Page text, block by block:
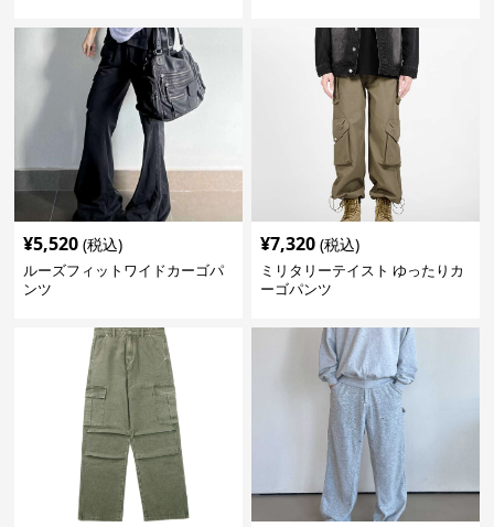
¥5,520 (税込)
ルーズフィットワイドカーゴパ
ンツ
¥7,320 (税込)
ミリタリーテイスト ゆったりカ
ーゴパンツ